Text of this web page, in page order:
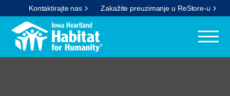
Kontaktirajte nas Zakažite preuzimanje u ReStore-u